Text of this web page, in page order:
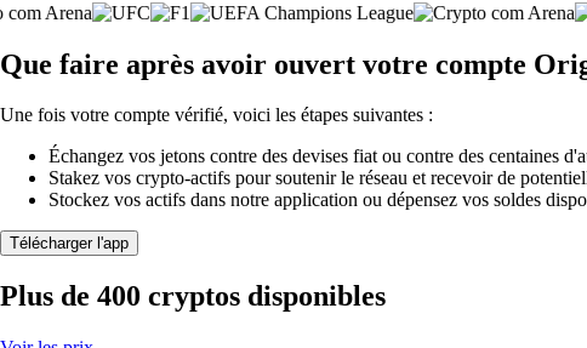
Que faire après avoir ouvert votre compte
Une fois votre compte vérifié, voici les étapes suivantes :
Échangez vos jetons contre des devises fiat ou contre des centaines
Stakez vos crypto-actifs pour soutenir le réseau et recevoir de
Stockez vos actifs dans notre application ou dépensez vos soldes
Télécharger l'app
Plus de 400 cryptos disponibles